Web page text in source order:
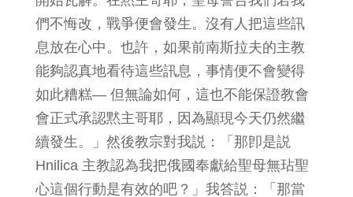
們不悔改，戰爭便會發生。沒有人把這些訊
息放在心中。也許，如果前南斯拉夫的主教
能夠認真地看待這些訊息，事情便不會變得
如此糟糕— 但無論如何，這也不能保證教會
會正式承認黙主哥耶，因為顯現今天仍然繼
續發生。」然後教宗對我説：「那卽是説
Hnilica 主教認為我把俄國奉獻給聖母無玷聖
心這個行動是有效的吧？」我答説：「那當